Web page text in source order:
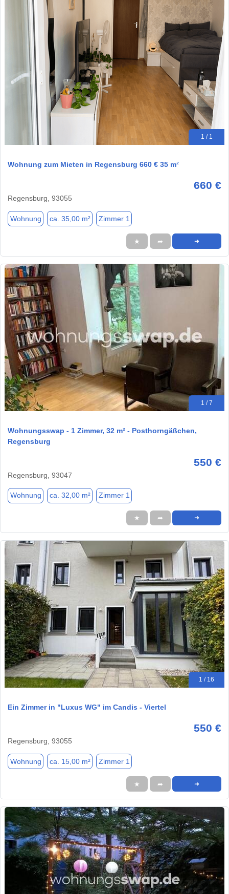
1 / 1
Wohnung zum Mieten in Regensburg 660 € 35 m²
660 €
Regensburg, 93055
Wohnung ca. 35,00 m² Zimmer 1
★ ➦ ➜
1 / 7
Wohnungsswap - 1 Zimmer, 32 m² - Posthorngäßchen,
Regensburg
550 €
Regensburg, 93047
Wohnung ca. 32,00 m² Zimmer 1
★ ➦ ➜
1 / 16
Ein Zimmer in "Luxus WG" im Candis - Viertel
550 €
Regensburg, 93055
Wohnung ca. 15,00 m² Zimmer 1
★ ➦ ➜